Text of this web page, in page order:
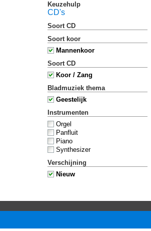
Keuzehulp
CD's
Soort CD
Soort koor
Mannenkoor
Soort CD
Koor / Zang
Bladmuziek thema
Geestelijk
Instrumenten
Orgel
Panfluit
Piano
Synthesizer
Verschijning
Nieuw